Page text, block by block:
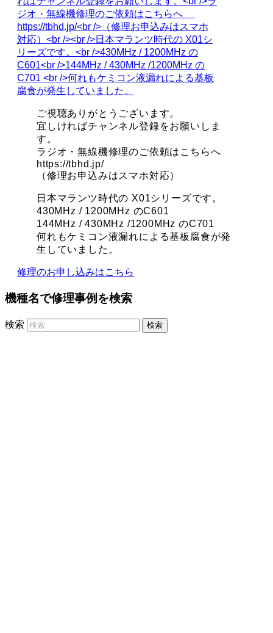
ご視聴ありがとうございます。
宜しければチャンネル登録をお願いしま
す。
ラジオ・無線機修理のご依頼はこちらへ
https://tbhd.jp/
（修理お申込みはスマホ対応）
日本マランツ時代の X01シリーズです。
430MHz / 1200MHz のC601
144MHz / 430MHz /1200MHz のC701
何れもケミコン液漏れによる基板腐食が発
生していました。
修理のお申し込みはこちら
機種名で修理事例を検索
検索